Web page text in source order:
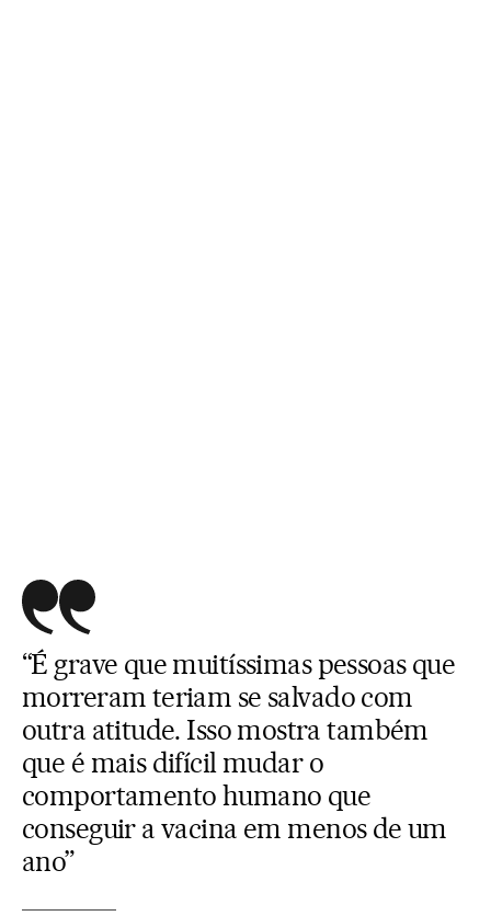
“É grave que muitíssimas pessoas que
morreram teriam se salvado com
outra atitude. Isso mostra também
que é mais difícil mudar o
comportamento humano que
conseguir a vacina em menos de um
ano”